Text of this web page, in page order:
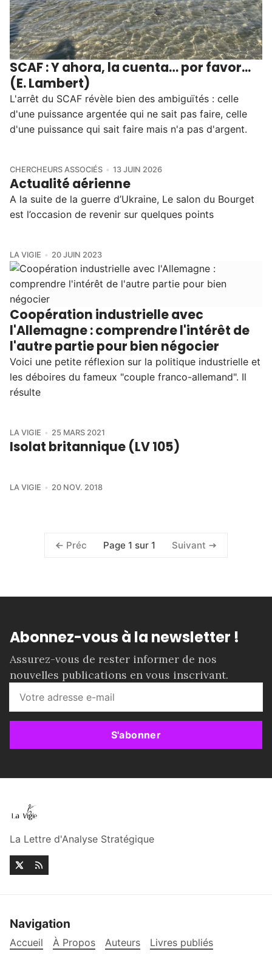
SCAF : Y ahora, la cuenta… por favor...
(E. Lambert)
L'arrêt du SCAF révèle bien des ambiguïtés : celle
d'une puissance argentée qui ne sait pas faire, celle
d'une puissance qui sait faire mais n'a pas d'argent.
CHERCHEURS ASSOCIÉS 13 JUIN 2026
Actualité aérienne
A la suite de la guerre d’Ukraine, Le salon du Bourget
est l’occasion de revenir sur quelques points
LA VIGIE 20 JUIN 2023
Coopération industrielle avec
l'Allemagne : comprendre l'intérêt de
l'autre partie pour bien négocier
Voici une petite réflexion sur la politique industrielle et
les déboires du fameux "couple franco-allemand". Il
résulte
LA VIGIE 25 MARS 2021
Isolat britannique (LV 105)
LA VIGIE 20 NOV. 2018
Préc Page 1 sur 1 Suivant
Abonnez-vous à la newsletter !
Assurez-vous de rester informer de nos
nouvelles publications en vous inscrivant.
S'abonner
La Lettre d'Analyse Stratégique
Navigation
Accueil À Propos Auteurs Livres publiés